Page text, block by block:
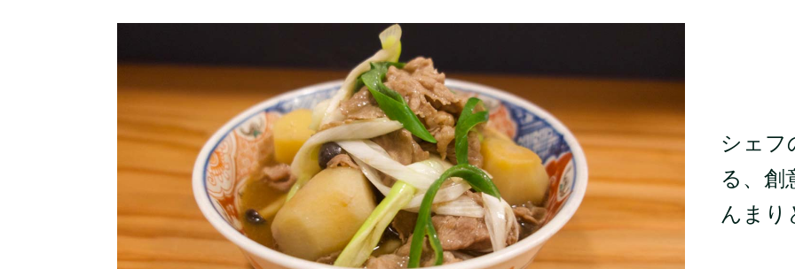
シェフ
る、創
んまり